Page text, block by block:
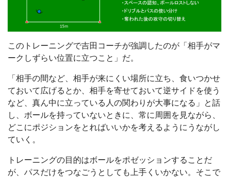
このトレーニングで吉田コーチが強調したのが「相手がマ
ークしずらい位置に立つこと」だ。
「相手の間など、相手が来にくい場所に立ち、食いつかせ
ておいて広げるとか、相手を寄せておいて逆サイドを使う
など、真ん中に立っている人の関わりが大事になる」と話
し、ボールを持っていないときに、常に周囲を見ながら、
どこにポジションをとればいいかを考えるようにうながし
ていく。
トレーニングの目的はボールをポゼッションすることだ
が、パスだけをつなごうとしても上手くいかない。そこで